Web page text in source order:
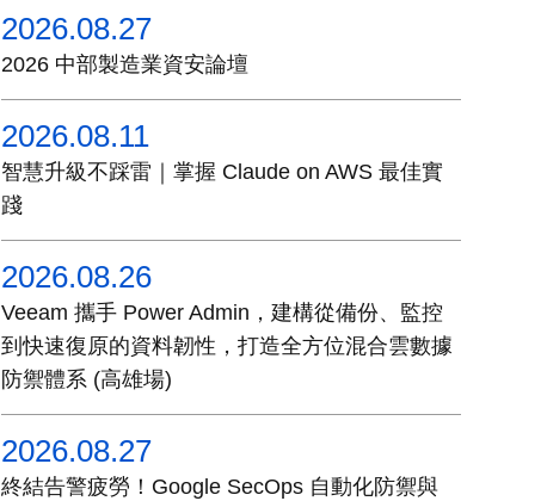
2026.08.27
2026 中部製造業資安論壇
2026.08.11
智慧升級不踩雷｜掌握 Claude on AWS 最佳實
踐
2026.08.26
Veeam 攜手 Power Admin，建構從備份、監控
到快速復原的資料韌性，打造全方位混合雲數據
防禦體系 (高雄場)
2026.08.27
終結告警疲勞！Google SecOps 自動化防禦與